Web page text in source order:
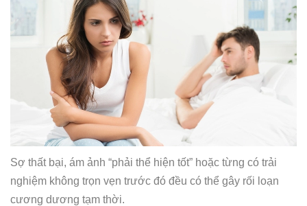
Sợ thất bại, ám ảnh “phải thể hiện tốt” hoặc từng có trải
nghiệm không trọn vẹn trước đó đều có thể gây rối loạn
cương dương tạm thời.